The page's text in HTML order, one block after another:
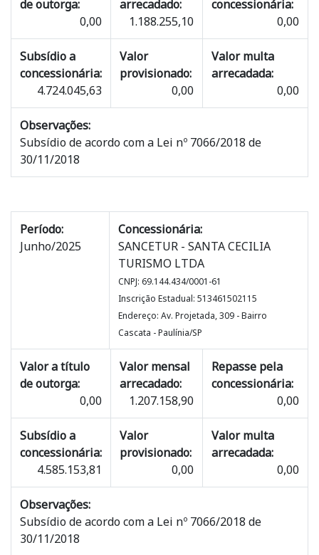
de outorga:
0,00
arrecadado:
1.188.255,10
concessionária:
0,00
Subsídio a
concessionária:
4.724.045,63
Valor
provisionado:
0,00
Valor multa
arrecadada:
0,00
Observações:
Subsídio de acordo com a Lei nº 7066/2018 de
30/11/2018
Período:
Junho/2025
Concessionária:
SANCETUR - SANTA CECILIA
TURISMO LTDA
CNPJ: 69.144.434/0001-61
Inscrição Estadual: 513461502115
Endereço: Av. Projetada, 309 - Bairro
Cascata - Paulínia/SP
Valor a título
de outorga:
0,00
Valor mensal
arrecadado:
1.207.158,90
Repasse pela
concessionária:
0,00
Subsídio a
concessionária:
4.585.153,81
Valor
provisionado:
0,00
Valor multa
arrecadada:
0,00
Observações:
Subsídio de acordo com a Lei nº 7066/2018 de
30/11/2018